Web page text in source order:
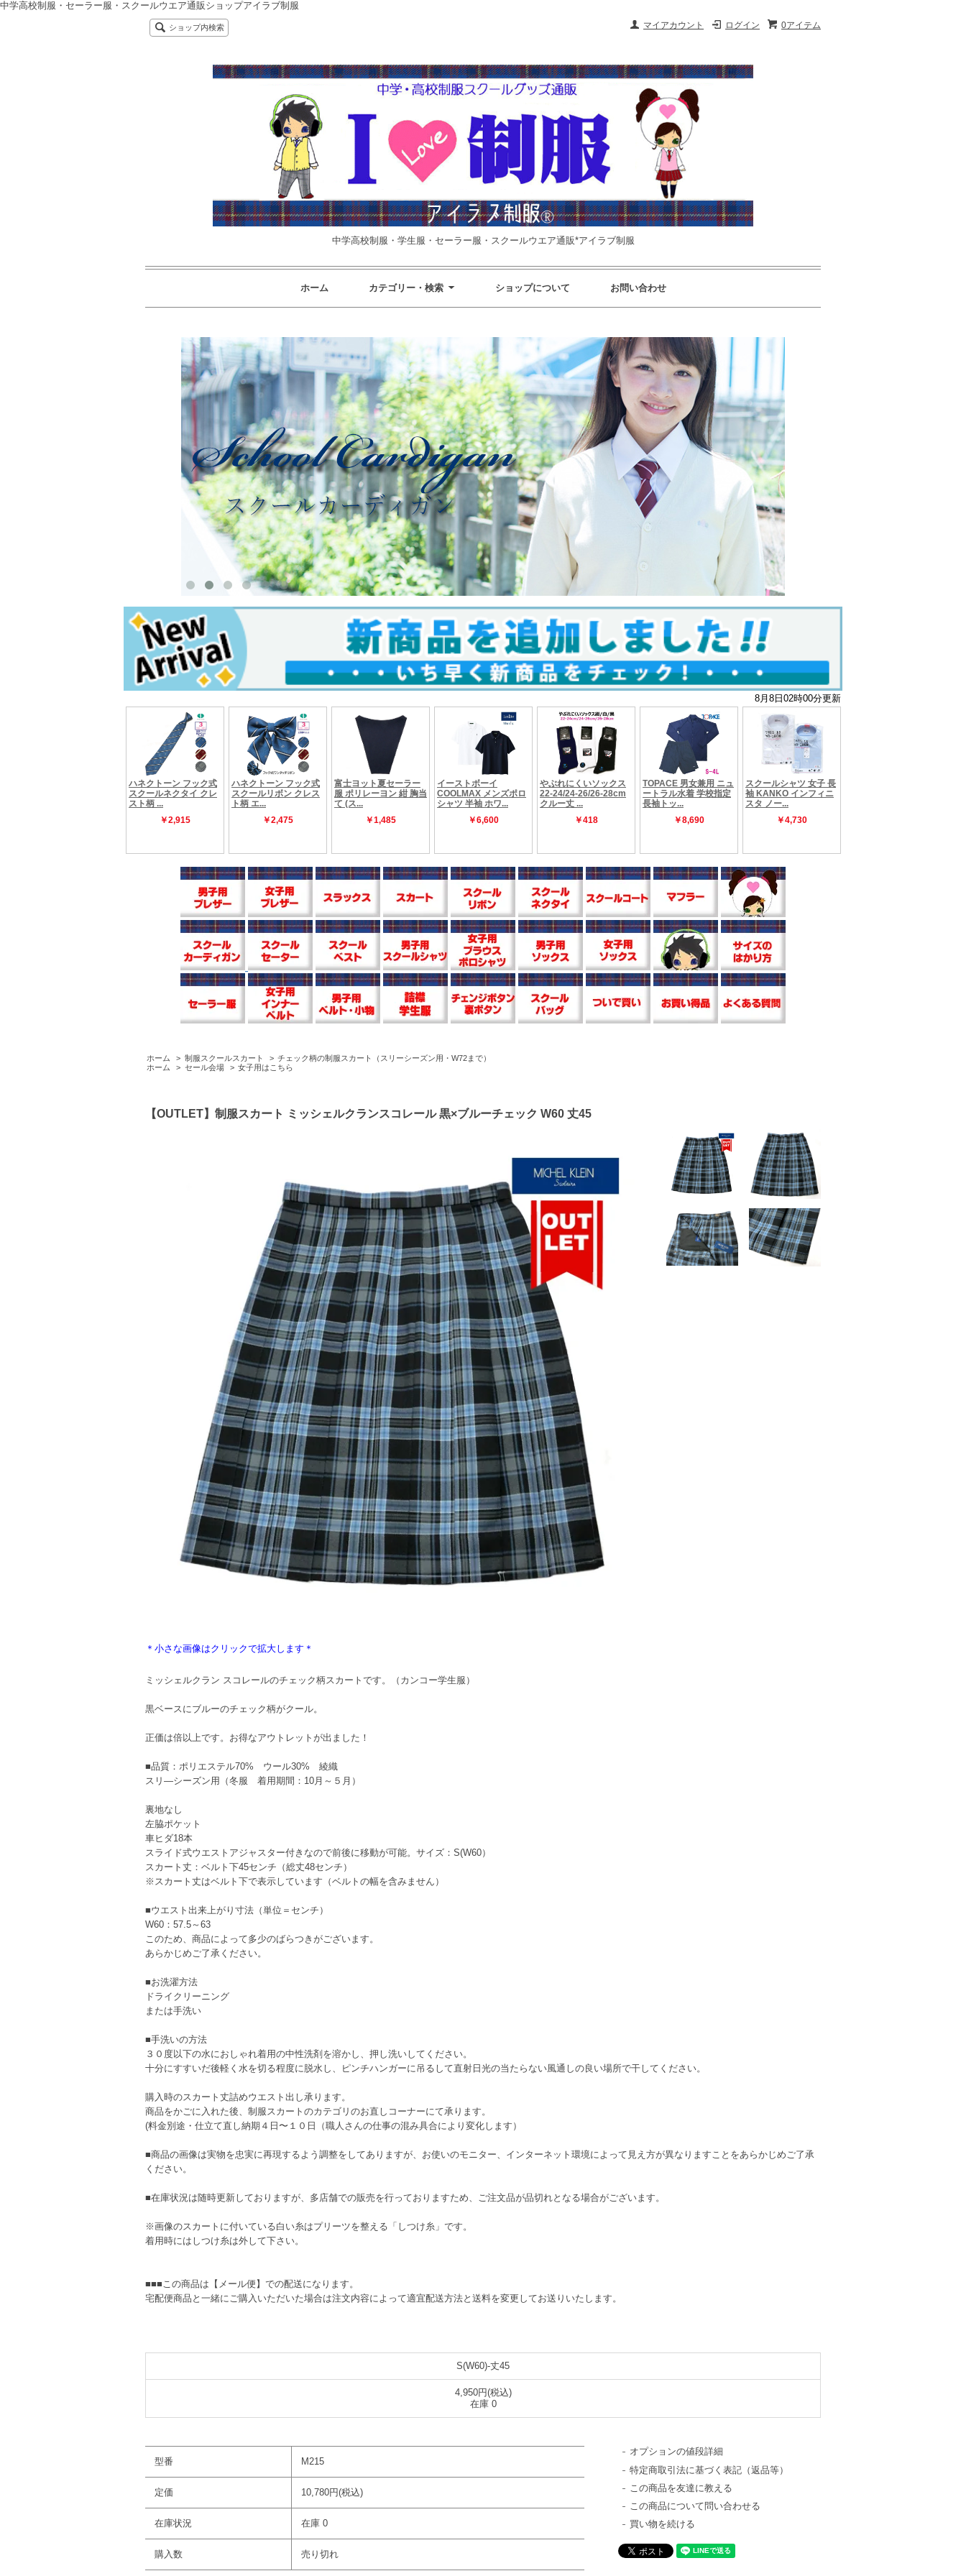
中学高校制服・セーラー服・スクールウエア通販ショップアイラブ制服
0アイテム
ログイン
マイアカウント
ショップ内検索
中学高校制服・学生服・セーラー服・スクールウエア通販*アイラブ制服
ホーム カテゴリー・検索 ショップについて お問い合わせ
ホーム > 制服スクールスカート > チェック柄の制服スカート（スリーシーズン用・W72まで）
ホーム
> セール会場 > 女子用はこちら
【OUTLET】制服スカート ミッシェルクランスコレール 黒×ブルーチェック W60 丈45
＊小さな画像はクリックで拡大します＊
ミッシェルクラン スコレールのチェック柄スカートです。（カンコー学生服）
黒ベースにブルーのチェック柄がクール。
正価は倍以上です。お得なアウトレットが出ました！
■品質：ポリエステル70% ウール30% 綾織
スリ—シーズン用（冬服 着用期間：10月～５月）
裏地なし
左脇ポケット
車ヒダ18本
スライド式ウエストアジャスター付きなので前後に移動が可能。サイズ：S(W60）
スカート丈：ベルト下45センチ（総丈48センチ）
※スカート丈はベルト下で表示しています（ベルトの幅を含みません）
■ウエスト出来上がり寸法（単位＝センチ）
W60：57.5～63
このため、商品によって多少のばらつきがございます。
あらかじめご了承ください。
■お洗濯方法
ドライクリーニング
または手洗い
■手洗いの方法
３０度以下の水におしゃれ着用の中性洗剤を溶かし、押し洗いしてください。
十分にすすいだ後軽く水を切る程度に脱水し、ピンチハンガーに吊るして直射日光の当たらない風通しの良い場所で干してください。
購入時のスカート丈詰めウエスト出し承ります。
商品をかごに入れた後、制服スカートのカテゴリのお直しコーナーにて承ります。
(料金別途・仕立て直し納期４日〜１０日（職人さんの仕事の混み具合により変化します）
■商品の画像は実物を忠実に再現するよう調整をしてありますが、お使いのモニター、インターネット環境によって見え方が異なりますことをあらかじめご了承
ください。
■在庫状況は随時更新しておりますが、多店舗での販売を行っておりますため、ご注文品が品切れとなる場合がございます。
※画像のスカートに付いている白い糸はプリーツを整える「しつけ糸」です。
着用時にはしつけ糸は外して下さい。
■■■この商品は【メール便】での配送になります。
宅配便商品と一緒にご購入いただいた場合は注文内容によって適宜配送方法と送料を変更してお送りいたします。
S(W60)-丈45
4,950円(税込)
在庫 0
型番 M215
定価 10,780円(税込)
在庫状況 在庫 0
購入数 売り切れ
オプションの値段詳細
特定商取引法に基づく表記（返品等）
この商品を友達に教える
この商品について問い合わせる
買い物を続ける